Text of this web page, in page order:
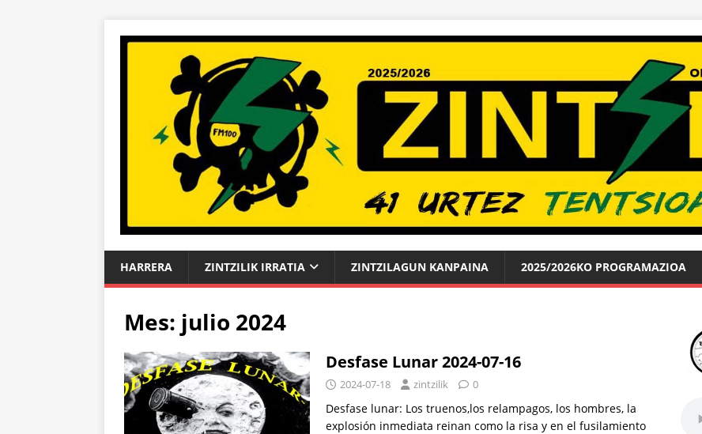
HARRERA ZINTZILIK IRRATIA ZINTZILAGUN KANPAINA 2025/2026KO PROGRAMAZIOA
Mes: julio 2024
Desfase Lunar 2024-07-16
2024-07-18 zintzilik 0
Desfase lunar: Los truenos,los relampagos, los hombres, la
explosión inmediata reinan como la risa y en el fusilamiento